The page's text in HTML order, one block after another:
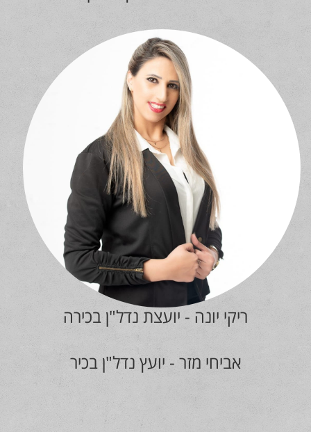
ריקי יונה - יועצת נדל"ן בכירה
אביחי מזר - יועץ נדל"ן בכיר